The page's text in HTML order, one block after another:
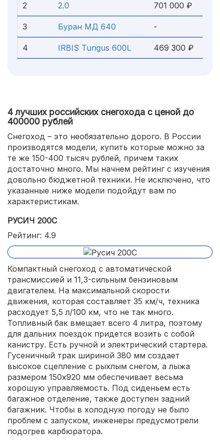
2
2.0
701 000 ₽
3 Буран МД 640 -
4 IRBIS Tungus 600L 469 300 ₽
4 лучших российских снегохода с ценой до
400000 рублей
Снегоход – это необязательно дорого. В России
производятся модели, купить которые можно за
те же 150-400 тысяч рублей, причем таких
достаточно много. Мы начнем рейтинг с изучения
довольно бюджетной техники. Не исключено, что
указанные ниже модели подойдут вам по
характеристикам.
РУСИЧ 200C
Рейтинг: 4.9
Компактный снегоход с автоматической
трансмиссией и 11,3-сильным бензиновым
двигателем. На максимальной скорости
движения, которая составляет 35 км/ч, техника
расходует 5,5 л/100 км, что не так много.
Топливный бак вмещает всего 4 литра, поэтому
для дальних поездок придется возить с собой
канистру. Есть ручной и электрический стартера.
Гусеничный трак шириной 380 мм создает
высокое сцепление с рыхлым снегом, а лыжа
размером 150х920 мм обеспечивает весьма
хорошую управляемость. Под сиденьем есть
багажное отделение, также доступен задний
багажник. Чтобы в холодную погоду не было
проблем с запуском, инженеры предусмотрели
подогрев карбюратора.